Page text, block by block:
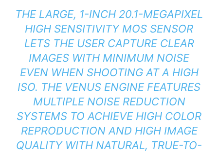
THE LARGE, 1-INCH 20.1-MEGAPIXEL
HIGH SENSITIVITY MOS SENSOR
LETS THE USER CAPTURE CLEAR
IMAGES WITH MINIMUM NOISE
EVEN WHEN SHOOTING AT A HIGH
ISO. THE VENUS ENGINE FEATURES
MULTIPLE NOISE REDUCTION
SYSTEMS TO ACHIEVE HIGH COLOR
REPRODUCTION AND HIGH IMAGE
QUALITY WITH NATURAL, TRUE-TO-